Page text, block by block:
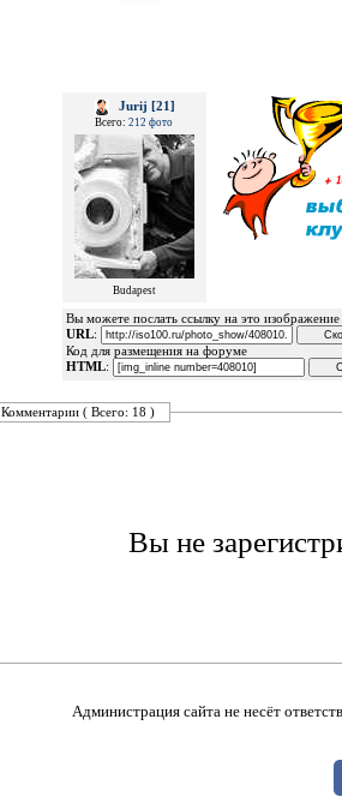
Jurij [21]
Всего: 212 фото
Budapest
Вы можете послать ссылку на это
URL:
Код для размещения на форуме
HTML:
Комментарии ( Всего: 18 )
Вы не
Администрация сайта не несёт